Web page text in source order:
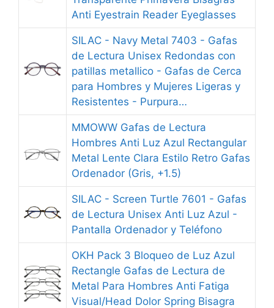
Anti Eyestrain Reader Eyeglasses
SILAC - Navy Metal 7403 - Gafas
de Lectura Unisex Redondas con
patillas metallico - Gafas de Cerca
para Hombres y Mujeres Ligeras y
Resistentes - Purpura…
MMOWW Gafas de Lectura
Hombres Anti Luz Azul Rectangular
Metal Lente Clara Estilo Retro Gafas
Ordenador (Gris, +1.5)
SILAC - Screen Turtle 7601 - Gafas
de Lectura Unisex Anti Luz Azul -
Pantalla Ordenador y Teléfono
OKH Pack 3 Bloqueo de Luz Azul
Rectangle Gafas de Lectura de
Metal Para Hombres Anti Fatiga
Visual/Head Dolor Spring Bisagra